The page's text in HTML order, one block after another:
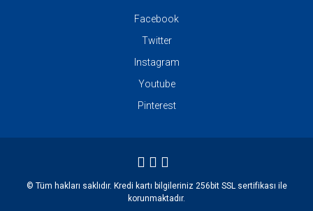
Facebook
Twitter
Instagram
Youtube
Pinterest
© Tüm hakları saklıdır. Kredi kartı bilgileriniz 256bit SSL sertifikası ile
korunmaktadır.